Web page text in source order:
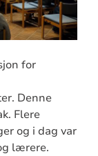
for
Denne
Flere
og i dag var
lærere.